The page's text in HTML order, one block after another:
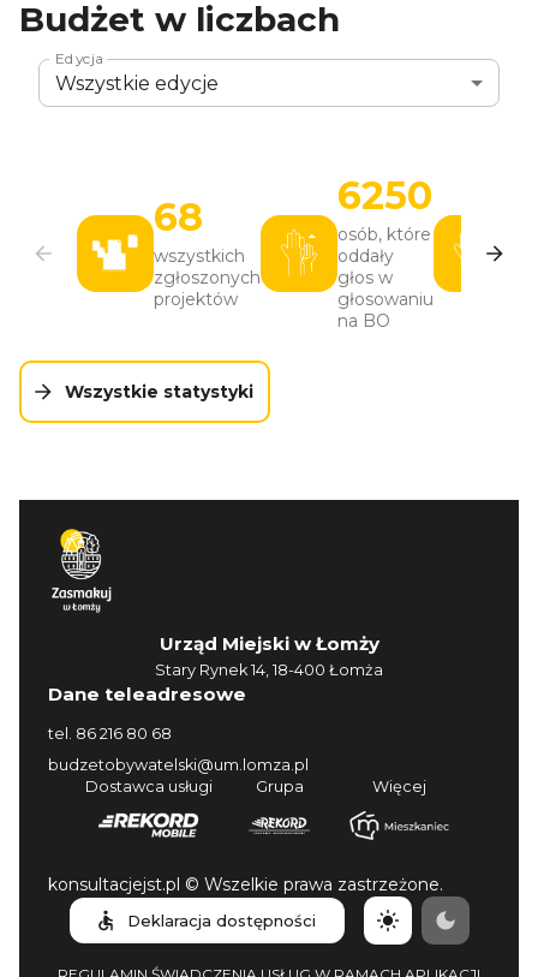
Budżet w liczbach
Edycja
Wszystkie edycje
68
wszystkich
zgłoszonych
projektów
6250
osób, które
oddały
głos w
głosowaniu
na BO
Wszystkie statystyki
Urząd Miejski w Łomży
Stary Rynek 14, 18-400 Łomża
Dane teleadresowe
tel. 86 216 80 68
budzetobywatelski@um.lomza.pl
Dostawca usługi
Grupa Więcej
konsultacjejst.pl © Wszelkie prawa zastrzeżone.
Deklaracja dostępności